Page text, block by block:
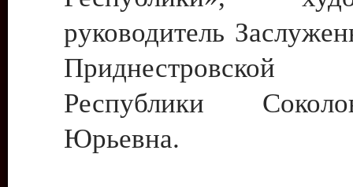
руководитель
Приднестровской
Республики
Юрьевна.